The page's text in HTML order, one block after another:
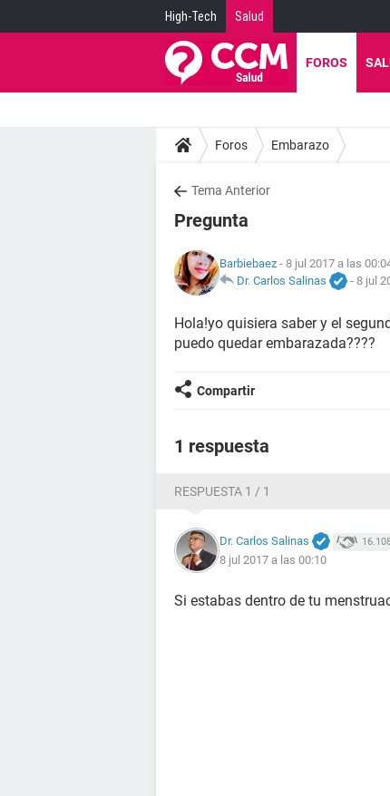
High-Tech Salud
FOROS
Foros Embarazo
Tema Anterior
Pregunta
Barbiebaez - 8 jul 2017 a las
Dr. Carlos Salinas
- 8 jul
Hola!yo quisiera saber y el
puedo quedar embarazada????
Compartir
1 respuesta
RESPUESTA 1 / 1
Dr. Carlos Salinas
8 jul 2017 a las 00:10
Si estabas dentro de tu